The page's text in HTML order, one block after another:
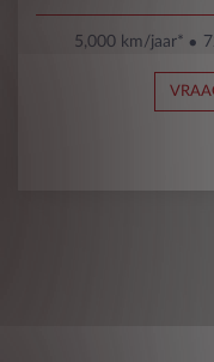
5,000 km/jaar*